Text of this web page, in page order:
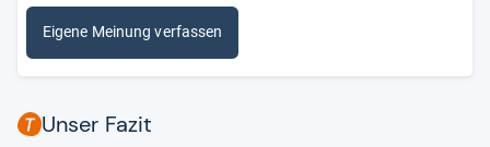
Eigene Meinung verfassen
Unser Fazit